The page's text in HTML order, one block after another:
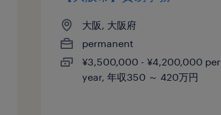
大阪, 大阪府
permanent
¥3,500,000 - ¥4,200,000 per
year, 年収350 ～ 420万円